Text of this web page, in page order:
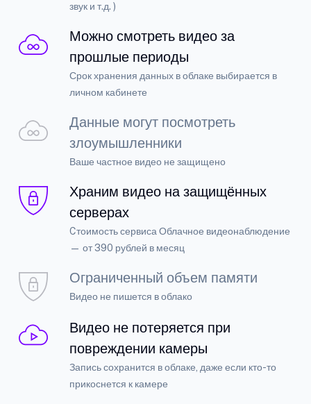
звук и т.д. )
Можно смотреть видео за
прошлые периоды
Срок хранения данных в облаке выбирается в
личном кабинете
Данные могут посмотреть
злоумышленники
Ваше частное видео не защищено
Храним видео на защищённых
серверах
Cтоимость сервиса Облачное видеонаблюдение
— от 390 рублей в месяц
Ограниченный объем памяти
Видео не пишется в облако
Видео не потеряется при
повреждении камеры
Запись сохранится в облаке, даже если кто-то
прикоснется к камере